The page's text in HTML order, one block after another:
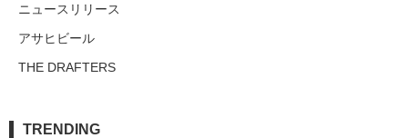
ニュースリリース
アサヒビール
THE DRAFTERS
TRENDING